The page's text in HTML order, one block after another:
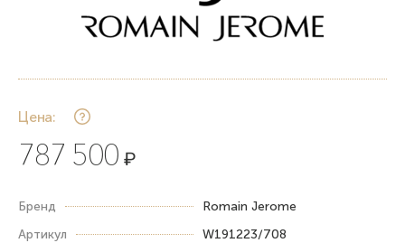
Цена:
787 500 ₽
Бренд
Romain Jerome
Артикул
W191223/708